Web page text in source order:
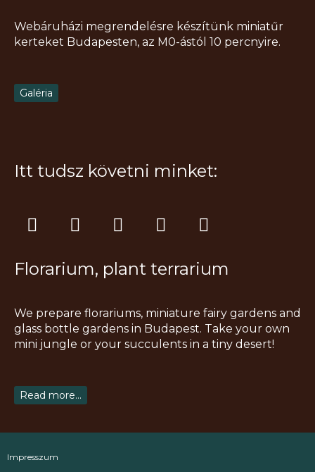
Webáruházi megrendelésre készítünk miniatűr
kerteket Budapesten, az M0-ástól 10 percnyire.
Galéria
Itt tudsz követni minket:
I
n
t
g
r
a
F
a
e
o
o
k
T
i
t
k
Y
o
t
b
e
P
i
t
r
e
s
Florarium, plant terrarium
We prepare florariums, miniature fairy gardens and
glass bottle gardens in Budapest. Take your own
mini jungle or your succulents in a tiny desert!
Read more...
Impresszum